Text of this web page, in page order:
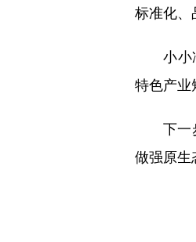
标准化、
小小冷
特色产业
下一步
做强原生